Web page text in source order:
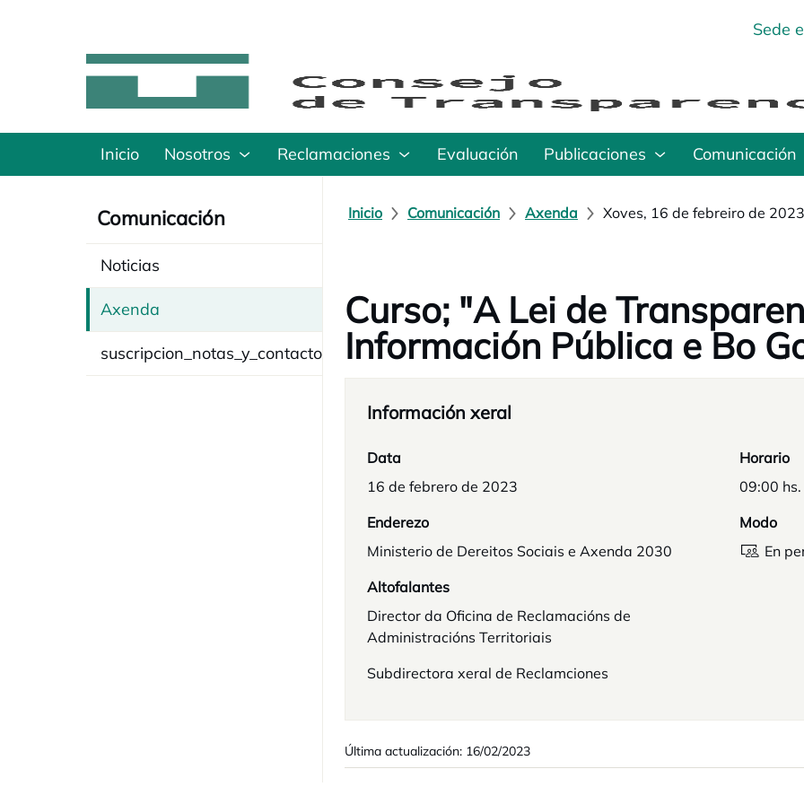
Sede
Inicio Nosotros Reclamaciones Evaluación Publicaciones Comunicación
Comunicación
Noticias
Axenda
suscripcion_notas_y_contacto
Inicio Comunicación Axenda Xoves, 16 de febreiro de 2023
Curso; "A Lei de
Información Pública e Bo
Información xeral
Data
16 de febrero de 2023
Horario
09:00 hs.
Enderezo
Ministerio de Dereitos Sociais e Axenda 2030
Modo
En
Altofalantes
Director da Oficina de Reclamacións de
Administracións Territoriais
Subdirectora xeral de Reclamciones
Última actualización: 16/02/2023